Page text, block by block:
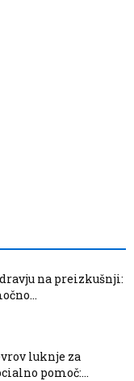
na preizkušnji:
luknje za
pomoč:...